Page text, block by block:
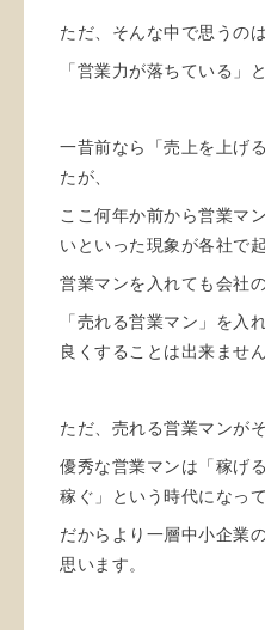
ただ、そんな中で思うの
「営業力が落ちている」
一昔前なら「売上を上げ
たが、
ここ何年か前から営業マ
いといった現象が各社で
営業マンを入れても会社
「売れる営業マン」を入
良くすることは出来ません
ただ、売れる営業マンが
優秀な営業マンは「稼げ
稼ぐ」という時代になって
だからより一層中小企業
思います。